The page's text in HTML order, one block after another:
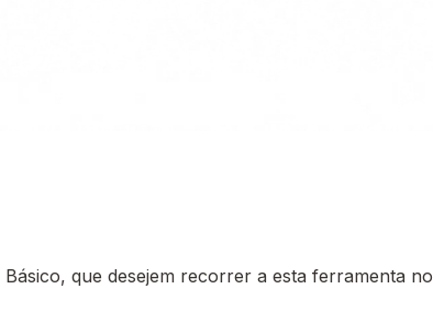
que desejem recorrer a esta ferramenta no